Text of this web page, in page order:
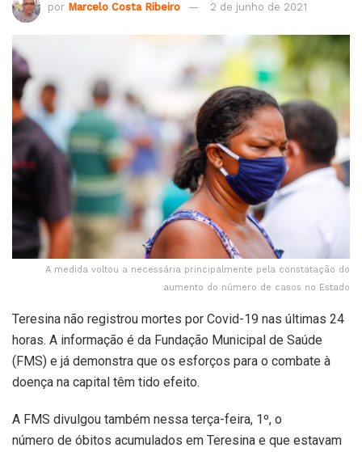
por Marcelo Costa Ribeiro 2 de junho de 2021
A medida voltou a necessária principalmente pela constatação do
aumento do número de casos no Estado
Teresina não registrou mortes por Covid-19 nas últimas 24
horas. A informação é da Fundação Municipal de Saúde
(FMS) e já demonstra que os esforços para o combate à
doença na capital têm tido efeito.
A FMS divulgou também nessa terça-feira, 1º, o
número de óbitos acumulados em Teresina e que estavam